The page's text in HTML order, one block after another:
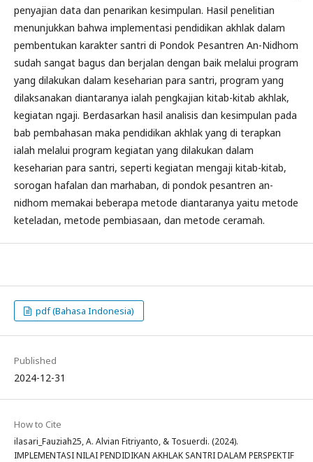
penyajian data dan penarikan kesimpulan. Hasil penelitian
menunjukkan bahwa implementasi pendidikan akhlak dalam
pembentukan karakter santri di Pondok Pesantren An-Nidhom
sudah sangat bagus dan berjalan dengan baik melalui program
yang dilakukan dalam keseharian para santri, program yang
dilaksanakan diantaranya ialah pengkajian kitab-kitab akhlak,
kegiatan ngaji. Berdasarkan hasil analisis dan kesimpulan pada
bab pembahasan maka pendidikan akhlak yang di terapkan
ialah melalui program kegiatan yang dilakukan dalam
keseharian para santri, seperti kegiatan mengaji kitab-kitab,
sorogan hafalan dan marhaban, di pondok pesantren an-
nidhom memakai beberapa metode diantaranya yaitu metode
keteladan, metode pembiasaan, dan metode ceramah.
pdf (Bahasa Indonesia)
Published
2024-12-31
How to Cite
ilasari_Fauziah25, A. Alvian Fitriyanto, & Tosuerdi. (2024).
IMPLEMENTASI NILAI PENDIDIKAN AKHLAK SANTRI DALAM PERSPEKTIF